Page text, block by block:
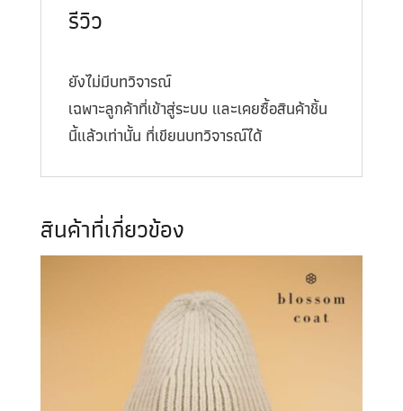
รีวิว
ยังไม่มีบทวิจารณ์
เฉพาะลูกค้าที่เข้าสู่ระบบ และเคยซื้อสินค้าชิ้น
นี้แล้วเท่านั้น ที่เขียนบทวิจารณ์ได้
สินค้าที่เกี่ยวข้อง